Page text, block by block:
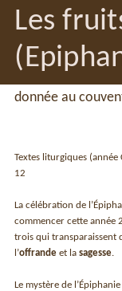
Les
donnée au
Textes liturgiques
12
La célébration de
commencer cette année
trois qui transparaissent
l’offrande et lasagesse
Le mystère de